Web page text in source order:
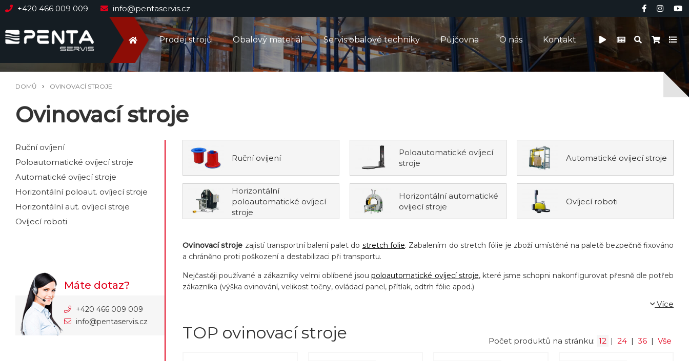
+420 466 009 009 info@pentaservis.cz
Prodej strojů Obalový materiál Servis obalové techniky Půjčovna O nás Kontakt
DOMŮ OVINOVACÍ STROJE
Ovinovací stroje
Ruční ovíjení
Poloautomatické ovíjecí stroje
Automatické ovíjecí stroje
Horizontální poloaut. ovíjecí stroje
Horizontální aut. ovíjecí stroje
Ovíjecí roboti
Máte dotaz?
+420 466 009 009
info@pentaservis.cz
Ruční ovíjení
Poloautomatické ovíjecí
stroje
Automatické ovíjecí stroje
Horizontální
poloautomatické ovíjecí
stroje
Horizontální automatické
ovíjecí stroje
Ovíjecí roboti
Ovinovací stroje zajistí transportní balení palet do stretch folie. Zabalením do stretch fólie je zboží umístěné na paletě bezpečně fixováno
a chráněno proti poškození a destabilizaci při transportu.
Nejčastěji používané a zákazníky velmi oblíbené jsoupoloautomatické ovíjecí stroje, které jsme schopni nakonfigurovat přesně dle potřeb
zákazníka (výška ovinování, velikost točny, ovládací panel, přítlak, odtrh fólie apod.)
Více
TOP ovinovací stroje Počet produktů na stránku: 12 | 24 | 36 | Vše